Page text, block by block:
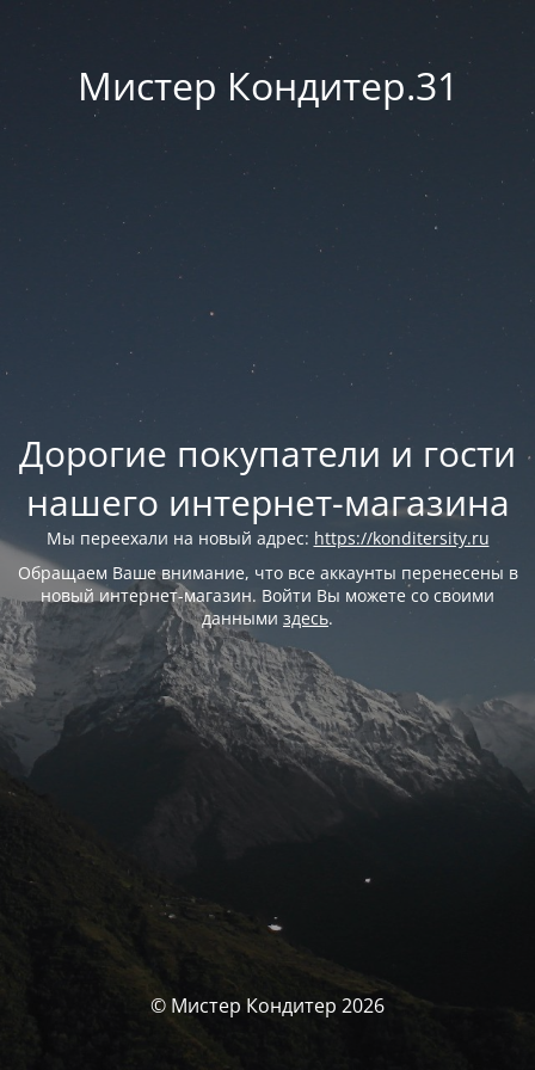
Мистер Кондитер.31
Дорогие покупатели и гости
нашего интернет-магазина
Мы переехали на новый адрес: https://konditersity.ru
Обращаем Ваше внимание, что все аккаунты перенесены в
новый интернет-магазин. Войти Вы можете со своими
данными здесь.
© Мистер Кондитер 2026